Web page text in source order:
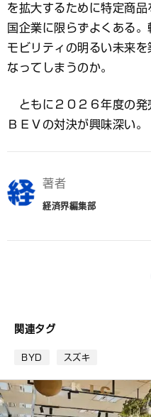
を拡大するために特定商
国企業に限らずよくある
モビリティの明るい未来
なってしまうのか。
ともに２０２６年度の発
ＢＥＶの対決が興味深い。
著者
経済界編集部
関連タグ
BYD スズキ